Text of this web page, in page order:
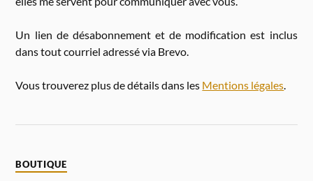
Un lien de désabonnement et de modification est inclus
dans tout courriel adressé via Brevo.
Vous trouverez plus de détails dans les Mentions légales.
BOUTIQUE